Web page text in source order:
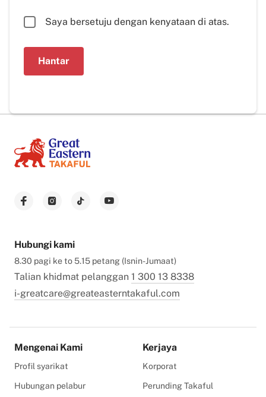
Saya bersetuju dengan kenyataan di atas.
Hantar
Hubungi kami
8.30 pagi ke to 5.15 petang (Isnin-Jumaat)
Talian khidmat pelanggan 1 300 13 8338
i-greatcare@greateasterntakaful.com
Mengenai Kami
Profil syarikat
Hubungan pelabur
Kerjaya
Korporat
Perunding Takaful